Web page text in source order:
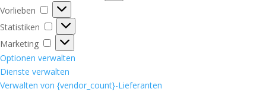
Vorlieben
Vorlieben
Statistiken
Statistiken
Marketing
Marketing
Optionen verwalten
Dienste verwalten
Verwalten von {vendor_count}-Lieferanten